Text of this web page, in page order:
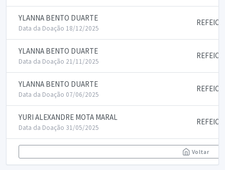
YLANNA BENTO DUARTE
Data da Doação 18/12/2025
YLANNA BENTO DUARTE
Data da Doação 21/11/2025
YLANNA BENTO DUARTE
Data da Doação 07/06/2025
YURI ALEXANDRE MOTA MARAL
Data da Doação 31/05/2025
Voltar